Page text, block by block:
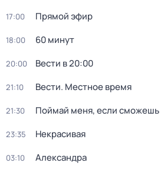
17:00 Прямой эфир
18:00 60 минут
20:00 Вести в 20:00
21:10 Вести. Местное время
21:30 Поймай меня, если сможешь
23:35 Некрасивая
03:10 Александра